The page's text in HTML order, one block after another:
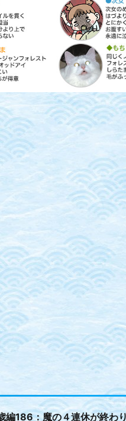
編186：魔の４連休が終わ